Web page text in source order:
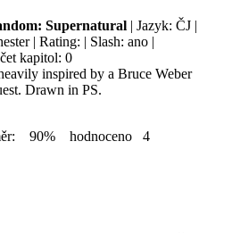
Supernatural | Jazyk: ČJ |
| Rating: | Slash: ano |
kapitol: 0
inspired by a Bruce Weber
Drawn in PS.
90% hodnoceno 4